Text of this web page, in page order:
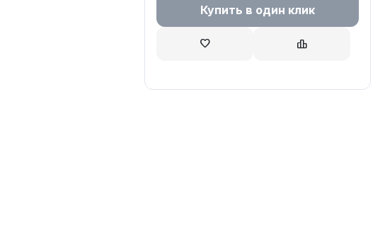
Купить в один клик